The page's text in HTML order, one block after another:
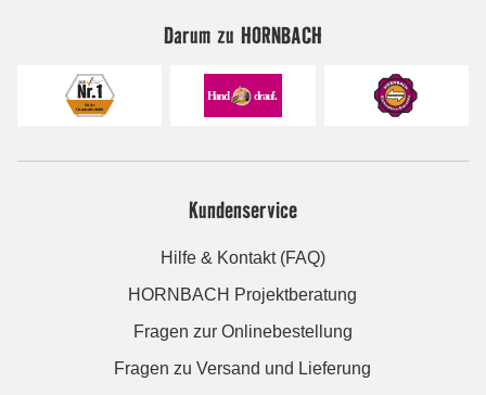
Darum zu HORNBACH
Kundenservice
Hilfe & Kontakt (FAQ)
HORNBACH Projektberatung
Fragen zur Onlinebestellung
Fragen zu Versand und Lieferung